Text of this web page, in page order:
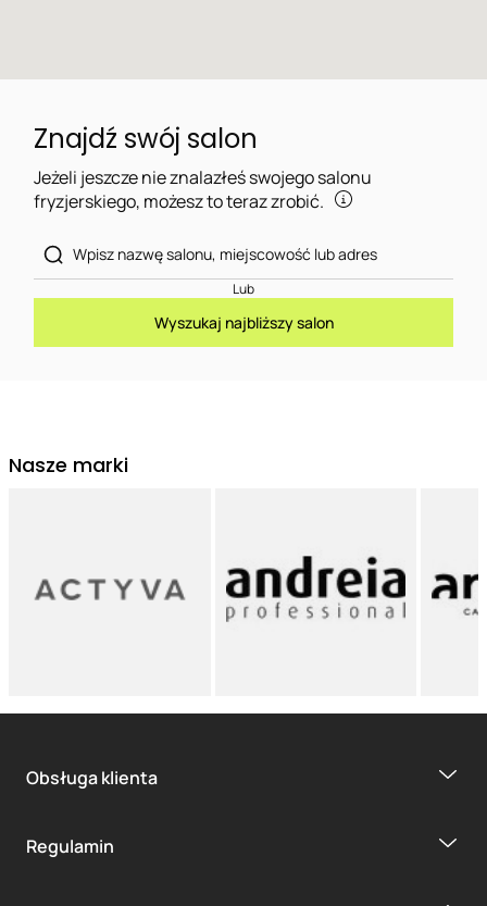
Znajdź swój salon
Jeżeli jeszcze nie znalazłeś swojego salonu
fryzjerskiego, możesz to teraz zrobić.
Lub
Wyszukaj najbliższy salon
Nasze marki
Obsługa klienta
Regulamin